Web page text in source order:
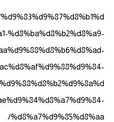
%d8%ba%d8%b2%d8%a9-
%d8%a7%d9%85%d8%aa/